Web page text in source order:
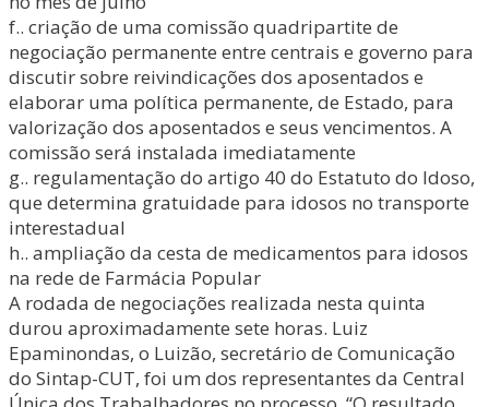
f.. criação de uma comissão quadripartite de
negociação permanente entre centrais e governo para
discutir sobre reivindicações dos aposentados e
elaborar uma política permanente, de Estado, para
valorização dos aposentados e seus vencimentos. A
comissão será instalada imediatamente
g.. regulamentação do artigo 40 do Estatuto do Idoso,
que determina gratuidade para idosos no transporte
interestadual
h.. ampliação da cesta de medicamentos para idosos
na rede de Farmácia Popular
A rodada de negociações realizada nesta quinta
durou aproximadamente sete horas. Luiz
Epaminondas, o Luizão, secretário de Comunicação
do Sintap-CUT, foi um dos representantes da Central